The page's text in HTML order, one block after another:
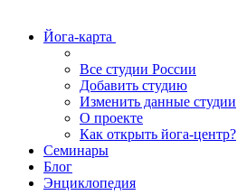
Йога-карта
Все студии России
Добавить студию
Изменить данные студии
О проекте
Как открыть йога-центр?
Семинары
Блог
Энциклопедия